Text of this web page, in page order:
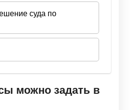
можно задать в